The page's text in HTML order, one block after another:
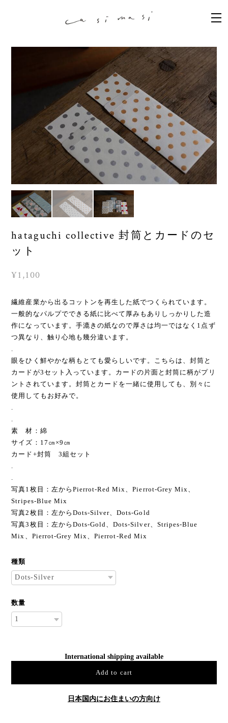
hataguchi collective 封筒とカードのセ
ット
¥1,100
繊維産業から出るコットンを再生した紙でつくられています。
一般的なパルプでできる紙に比べて厚みもありしっかりした造
作になっています。手漉きの紙なので厚さは均一ではなく1点ず
つ異なり、触り心地も幾分違います。
眼をひく鮮やかな柄もとても愛らしいです。こちらは、封筒と
カードが3セット入っています。カードの片面と封筒に柄がプリ
ントされています。封筒とカードを一緒に使用しても、別々に
使用してもお好みで。
素 材：綿
サイズ：17㎝×9㎝
カード+封筒 3組セット
写真1枚目：左からPierrot-Red Mix、Pierrot-Grey Mix、
Stripes-Blue Mix
写真2枚目：左からDots-Silver、Dots-Gold
写真3枚目：左からDots-Gold、Dots-Silver、Stripes-Blue
Mix、Pierrot-Grey Mix、Pierrot-Red Mix
種類
数量
International shipping available
Add to cart
日本国内にお住まいの方向け